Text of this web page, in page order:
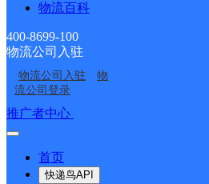
物流百科
400-8699-100
物流公司入驻
物流公司入驻
物
流公司登录
推广者中心
首页
快递鸟API
ID11388
四川德昌公司
德昌县王所镇合作点
ID11380
德昌县麻栗邮政所
德昌县六所邮政所
接口API
API接口 DEMO下载